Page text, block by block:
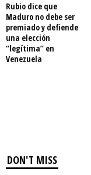
Rubio dice que
Maduro no debe ser
premiado y defiende
una elección
“legítima” en
Venezuela
DON'T MISS